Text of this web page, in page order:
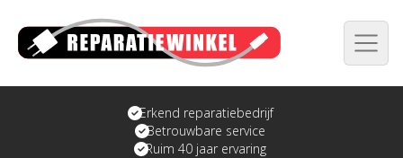
Erkend reparatiebedrijf
Betrouwbare service
Ruim 40 jaar ervaring